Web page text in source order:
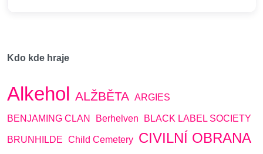
Kdo kde hraje
Alkehol ALŽBĚTA ARGIES
BENJAMING CLAN Berhelven BLACK LABEL SOCIETY
BRUNHILDE Child Cemetery CIVILNÍ OBRANA